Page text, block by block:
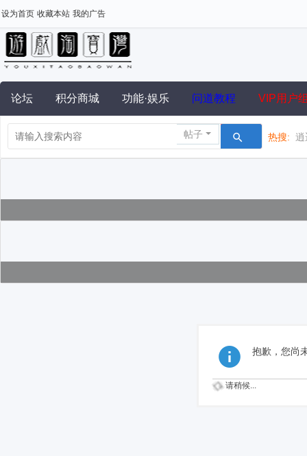
设为首页 收藏本站 我的广告
论坛 积分商城 功能·娱乐 问道教程 VIP用户
帖子 热搜: 逍
抱歉，您尚
请稍候...